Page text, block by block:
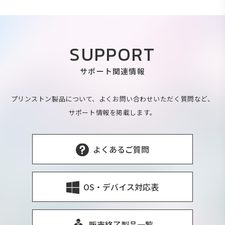
SUPPORT
サポート関連情報
プリンストン製品について、よくお問い合わせいただく質問など、
サポート情報を掲載します。
よくあるご質問
OS・デバイス対応表